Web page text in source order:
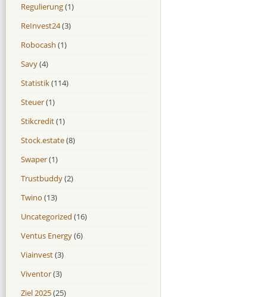
Regulierung(1)
ReInvest24(3)
Robocash (1)
Savy(4)
Statistik(114)
Steuer(1)
Stikcredit(1)
Stock.estate(8)
Swaper(1)
Trustbuddy(2)
Twino (13)
Uncategorized (16)
Ventus Energy(6)
Viainvest(3)
Viventor(3)
Ziel 2025(25)